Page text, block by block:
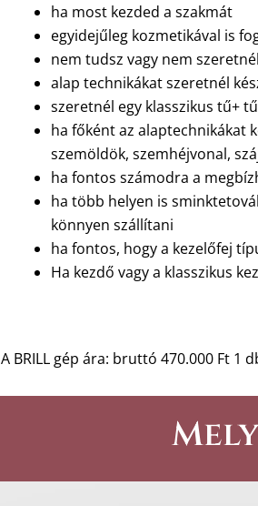
ha most kezded a szakmát
egyidejűleg kozmetikával is
nem tudsz vagy nem
alap technikákat szeretnél
szeretnél egy klasszikus tű+
ha főként az alaptechnikákat
szemöldök, szemhéjvonal,
ha fontos számodra a
ha több helyen is
könnyen szállítani
ha fontos, hogy a kezelőfej
Ha kezdő vagy a klasszikus
A BRILL gép ára: bruttó 470.000 Ft 1